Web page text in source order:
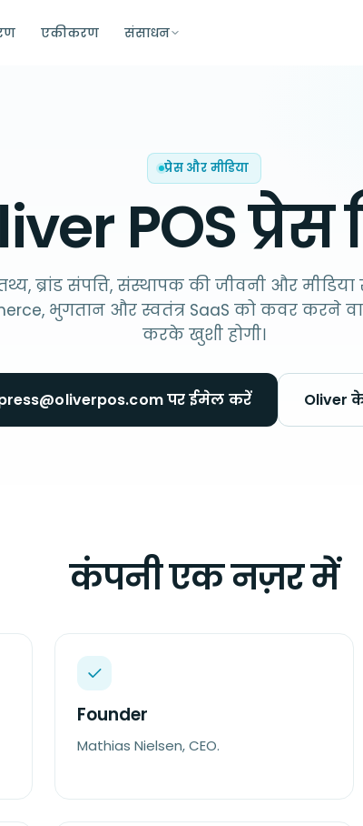
एकीकरण संसाधन
प्रेस और मीडिया
POSप्रेस
ब्रांड संपत्ति, संस्थापक की जीवनी और मीडिया
भुगतान और स्वतंत्र SaaS को कवर करने
करके खुशी होगी।
पर ईमेल करें Oliver
कंपनी एक नज़र में
Founder
Mathias Nielsen, CEO.